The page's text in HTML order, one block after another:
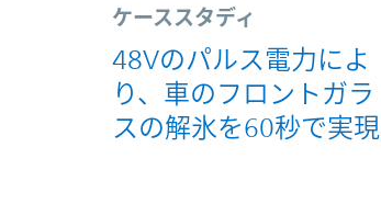
ケーススタディ
48Vのパルス電力によ
り、車のフロントガラ
スの解氷を60秒で実現